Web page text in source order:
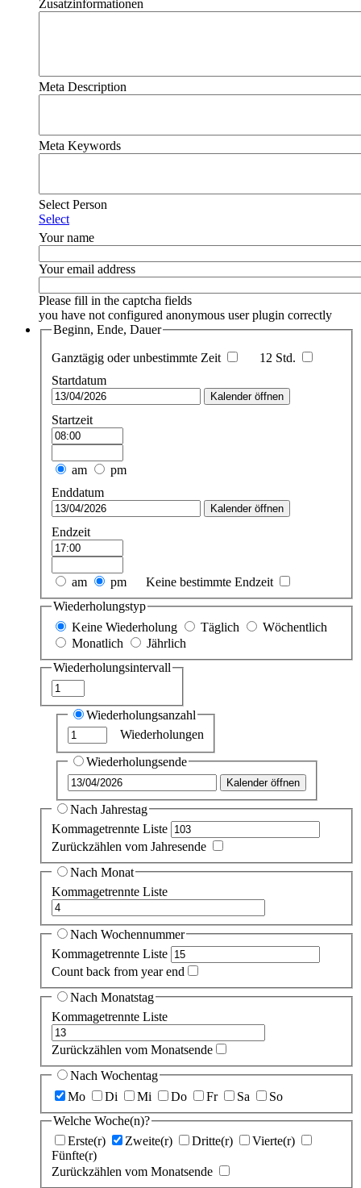
Zusatzinformationen
Meta Description
Meta Keywords
Select Person
Select
Your name
Your email address
Please fill in the captcha fields
you have not configured anonymous user plugin correctly
Beginn, Ende, Dauer
Ganztägig oder unbestimmte Zeit
12 Std.
Startdatum
Kalender öffnen
Startzeit
am
pm
Enddatum
Kalender öffnen
Endzeit
am pm
Keine bestimmte Endzeit
Wiederholungstyp
Keine Wiederholung
Täglich
Wöchentlich
Monatlich
Jährlich
Wiederholungsintervall
Wiederholungsanzahl
Wiederholungen
Wiederholungsende
Kalender öffnen
Nach Jahrestag
Kommagetrennte Liste
Zurückzählen vom Jahresende
Nach Monat
Kommagetrennte Liste
Nach Wochennummer
Kommagetrennte Liste
Count back from year end
Nach Monatstag
Kommagetrennte Liste
Zurückzählen vom Monatsende
Nach Wochentag
Mo
Di Mi Do Fr Sa
So
Welche Woche(n)?
Erste(r)
Zweite(r) Dritte(r)
Vierte(r)
Fünfte(r)
Zurückzählen vom Monatsende